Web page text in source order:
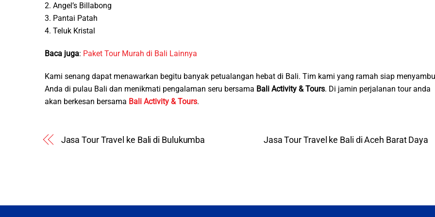
2. Angel’s Billabong
3. Pantai Patah
4. Teluk Kristal
Baca juga: Paket Tour Murah di Bali Lainnya
Kami senang dapat menawarkan begitu banyak petualangan hebat di Bali. Tim kami yang ramah siap
Anda di pulau Bali dan menikmati pengalaman seru bersama Bali Activity & Tours. Di jamin perjalanan tour anda
akan berkesan bersama Bali Activity & Tours.
Jasa Tour Travel ke Bali di Bulukumba Jasa Tour Travel ke Bali di Aceh Barat Daya